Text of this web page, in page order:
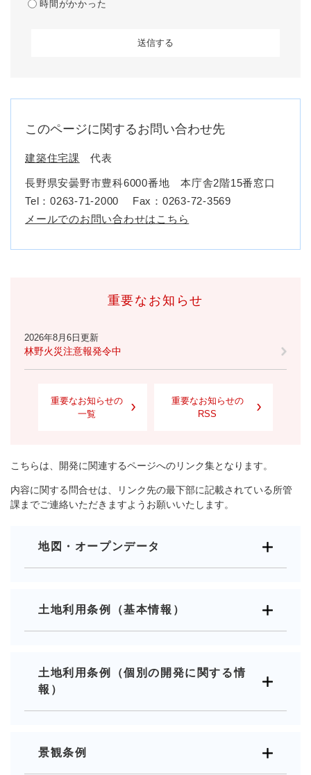
時間がかかった
このページに関するお問い合わせ先
建築住宅課 代表
長野県安曇野市豊科6000番地 本庁舎2階15番窓口
Tel：0263-71-2000
Fax：0263-72-3569
メールでのお問い合わせはこちら
重要なお知らせ
2026年8月6日更新
林野火災注意報発令中
重要なお知らせの
一覧
重要なお知らせの
RSS
こちらは、開発に関連するページへのリンク集となります。
内容に関する問合せは、リンク先の最下部に記載されている所管
課までご連絡いただきますようお願いいたします。
地図・オープンデータ
土地利用条例（基本情報）
土地利用条例（個別の開発に関する情
報）
景観条例